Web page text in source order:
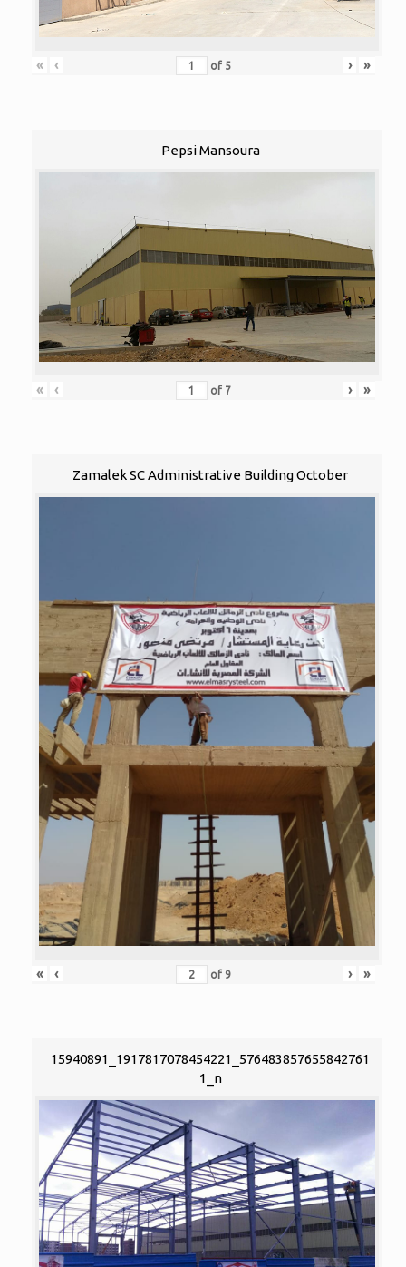
« ‹ of 5 › »
Pepsi Mansoura
« ‹ of 7 › »
Zamalek SC Administrative Building October
« ‹ of 9 › »
15940891_1917817078454221_576483857655842761
1_n